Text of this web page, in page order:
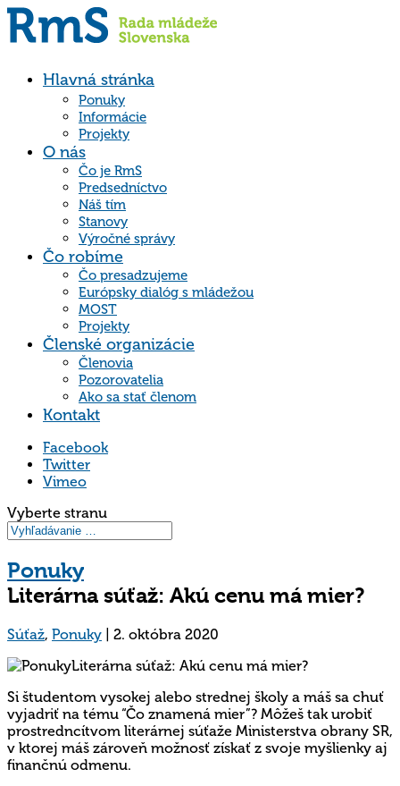
Hlavná stránka
Ponuky
Informácie
Projekty
O nás
Čo je RmS
Predsedníctvo
Náš tím
Stanovy
Výročné správy
Čo robíme
Čo presadzujeme
Európsky dialóg s mládežou
MOST
Projekty
Členské organizácie
Členovia
Pozorovatelia
Ako sa stať členom
Kontakt
Facebook
Twitter
Vimeo
Vyberte stranu
Ponuky
Literárna súťaž: Akú cenu má mier?
Súťaž, Ponuky 2. októbra 2020
Si študentom vysokej alebo strednej školy a máš sa chuť
vyjadriť na tému “Čo znamená mier”? Môžeš tak urobiť
prostredncítvom literárnej súťaže Ministerstva obrany SR,
v ktorej máš zároveň možnosť získať z svoje myšlienky aj
finančnú odmenu.